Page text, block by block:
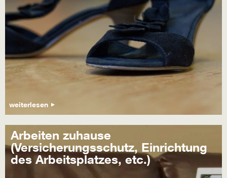
weiterlesen
Arbeiten zuhause
(Versicherungsschutz, Einrichtung
des Arbeitsplatzes, etc.)